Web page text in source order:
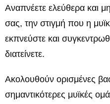
Αναπνέετε ελεύθερα και
σας, την στιγμή που η
εκπνεύστε και
διατείνετε.
Ακολουθούν ορισμένες
σημαντικότερες μυϊκές